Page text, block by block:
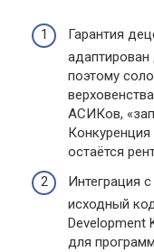
Гарантия
поэтому
АСИКов,
остаётся
Интеграция
исходный
Development
для